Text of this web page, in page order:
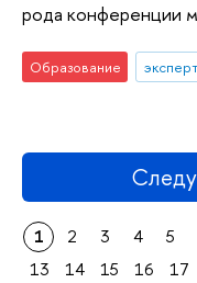
рода конференции
Образование
1 2 3 4 5
13
14 15 16 17